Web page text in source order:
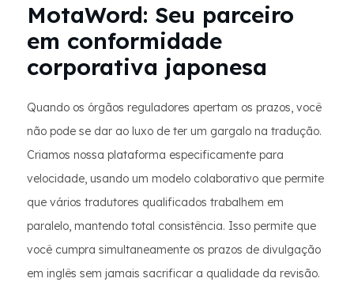
MotaWord: Seu parceiro
em conformidade
corporativa japonesa
Quando os órgãos reguladores apertam os prazos, você
não pode se dar ao luxo de ter um gargalo na tradução.
Criamos nossa plataforma especificamente para
velocidade, usando um modelo colaborativo que permite
que vários tradutores qualificados trabalhem em
paralelo, mantendo total consistência. Isso permite que
você cumpra simultaneamente os prazos de divulgação
em inglês sem jamais sacrificar a qualidade da revisão.